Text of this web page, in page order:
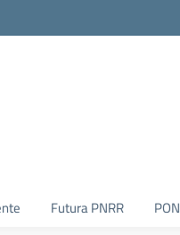
Futura PNRR PON